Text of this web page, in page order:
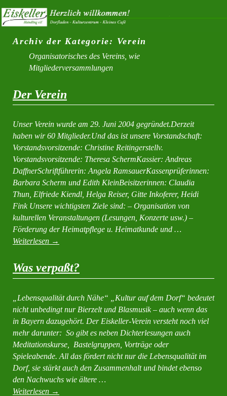
Archiv der Kategorie: Verein
Organisatorisches des Vereins, wie
Mitgliederversammlungen
Der Verein
Unser Verein wurde am 29. Juni 2004 gegründet.Derzeit
haben wir 60 Mitglieder.Und das ist unsere Vorstandschaft:
Vorstandsvorsitzende: Christine Reitingerstellv.
Vorstandsvorsitzende: Theresa SchermKassier: Andreas
DaffnerSchriftführerin: Angela RamsauerKassenprüferinnen:
Barbara Scherm und Edith KleinBeisitzerinnen: Claudia
Thun, Elfriede Kiendl, Helga Reiser, Gitte Inkoferer, Heidi
Fink Unsere wichtigsten Ziele sind: – Organisation von
kulturellen Veranstaltungen (Lesungen, Konzerte usw.) –
Förderung der Heimatpflege u. Heimatkunde und …
Weiterlesen →
Was verpaßt?
„Lebensqualität durch Nähe“ „Kultur auf dem Dorf“ bedeutet
nicht unbedingt nur Bierzelt und Blasmusik – auch wenn das
in Bayern dazugehört. Der Eiskeller-Verein versteht noch viel
mehr darunter: So gibt es neben Dichterlesungen auch
Meditationskurse, Bastelgruppen, Vorträge oder
Spieleabende. All das fördert nicht nur die Lebensqualität im
Dorf, sie stärkt auch den Zusammenhalt und bindet ebenso
den Nachwuchs wie ältere …
Weiterlesen →